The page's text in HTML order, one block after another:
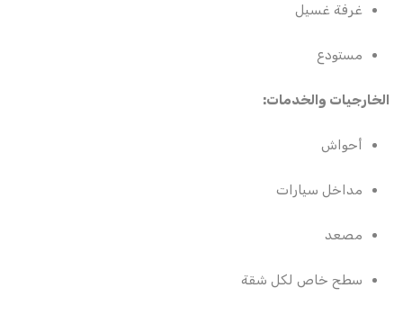
غرفة غسيل
مستودع
الخارجيات والخدمات:
أحواش
مداخل سيارات
مصعد
سطح خاص لكل شقة